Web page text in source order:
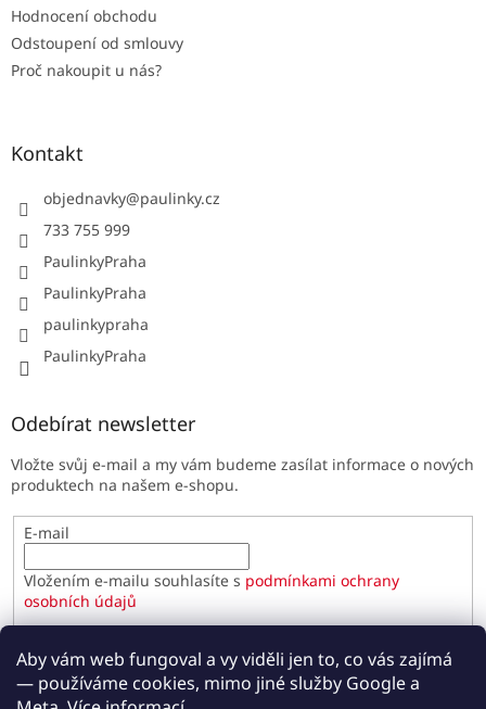
Aby vám web fungoval a vy viděli jen to, co vás zajímá
— používáme cookies, mimo jiné služby Google a
Hodnocení obchodu
Odstoupení od smlouvy
Proč nakoupit u nás?
Kontakt
objednavky@paulinky.cz
733 755 999
PaulinkyPraha
PaulinkyPraha
paulinkypraha
PaulinkyPraha
Odebírat newsletter
Vložte svůj e-mail a my vám budeme zasílat informace o nových
produktech na našem e-shopu.
E-mail
Vložením e-mailu souhlasíte s podmínkami ochrany
osobních údajů
PŘIHLÁSIT SE